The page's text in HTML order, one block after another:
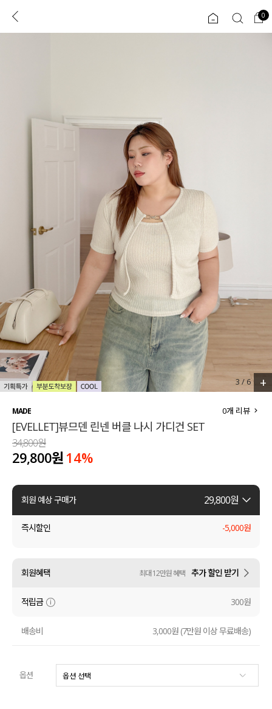
로그인 0
CATEGORY
MADE
세트할인 ~30%
하객룩
살안타템
110사이즈
티셔츠
팬츠
셔츠
원피스
수영복
아우터
코디템
ALL
익스클루시브
아우터
티셔츠
니트
블라우스
원피스
팬츠
스커트
언더웨어
0
3 / 6 +
MADE
[EVELLET]뷰므덴 린넨 버클 나시 가디건 SET
0개 리뷰
34,800원
29,800원 14%
회원 예상 구매가 29,800원
즉시할인 -5,000원
회원혜택 최대 12만원 혜택 추가 할인 받기
적립금 300원
배송비 3,000원 (7만원 이상 무료배송)
옵션